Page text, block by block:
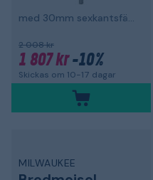
med 30mm sexkantsfäste
2 008 kr
1 807 kr-10%
Skickas om 10-17 dagar
MILWAUKEE